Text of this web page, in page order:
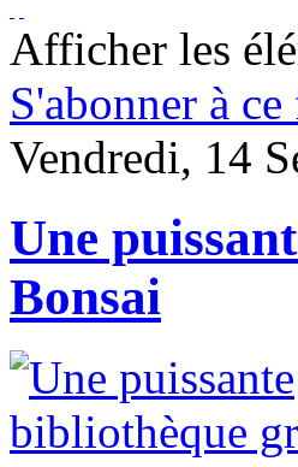
Afficher les
S'abonner à
Vendredi, 14
Une
Bonsai